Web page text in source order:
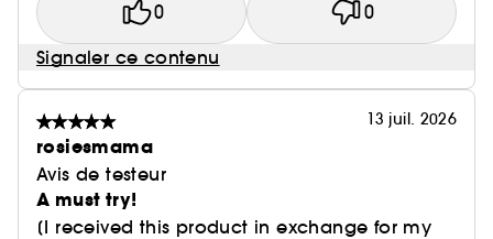
0 0
Signaler ce contenu
13 juil. 2026
rosiesmama
Avis de testeur
A must try!
[I received this product in exchange for my